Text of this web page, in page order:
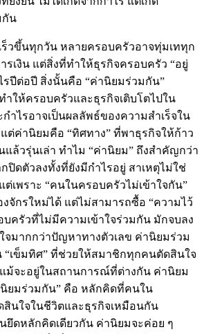
กัน
ร็วขึ้นทุกวัน หลายครอบครัวอาจทุ่มเททุก
รเงิน แต่สิ่งที่ทำให้ธุรกิจครอบครัว “อยู่
รปีต่อปี สิ่งนั้นคือ “ค่านิยมร่วมกัน”
ทำให้ครอบครัวและธุรกิจเติบโตไปใน
กำไรอาจเป็นผลลัพธ์ของความสำเร็จใน
แต่ค่านิยมคือ “ทิศทาง” ที่พาธุรกิจให้ก้าว
แล้วรุ่นเล่า ทำไม “ค่านิยม” ถึงสำคัญกว่า
ปิดตัวลงทั้งที่ยังมีกำไรอยู่ สาเหตุไม่ใช่
ต่เพราะ “คนในครอบครัวไม่เข้าใจกัน”
จักรใหม่ได้ แต่ไม่สามารถซื้อ “ความไว้
บครัวที่ไม่มีความเข้าใจร่วมกัน มักจบลง
จมากกว่าปัญหาทางตัวเลข ค่านิยมร่วม
“เข็มทิศ” ที่ช่วยให้สมาชิกทุกคนตัดสินใจ
ม้จะอยู่ในสถานการณ์ที่ต่างกัน ค่านิยม
นิยมร่วมกัน” คือ หลักคิดที่คนใน
นใจในชีวิตและธุรกิจเหมือนกัน
ยึดหลักคิดเดียวกัน ค่านิยมจะค่อย ๆ